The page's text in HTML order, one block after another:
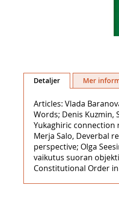
till
bildgalleriet
Detaljer
Articles: Vlada
Words; Denis Kuzmin,
Yukaghiric connection
Merja Salo, Deverbal
perspective; Olga
vaikutus suoran
Constitutional Order
Mer